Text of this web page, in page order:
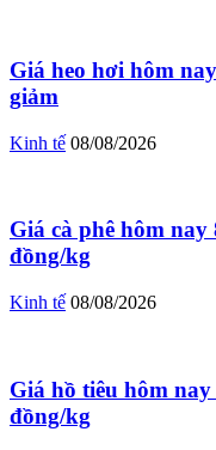
Giá heo hơi hôm
giảm
Kinh tế 08/08/2026
Giá cà phê hôm nay
đồng/kg
Kinh tế 08/08/2026
Giá hồ tiêu hôm
đồng/kg